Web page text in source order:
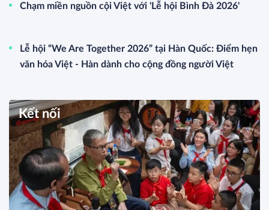
Chạm miền nguồn cội Việt với 'Lễ hội Bình Đà 2026'
Lễ hội “We Are Together 2026” tại Hàn Quốc: Điểm hẹn
văn hóa Việt - Hàn dành cho cộng đồng người Việt
Kết nối